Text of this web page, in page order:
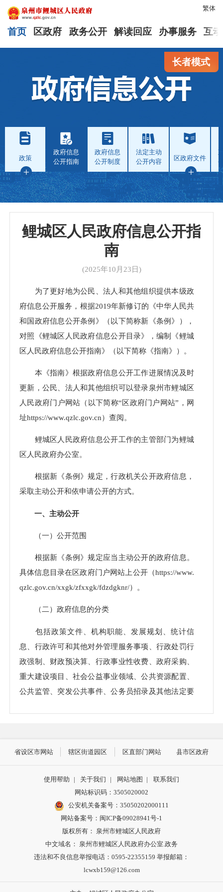
繁体
首页 区政府 政务公开 解读回应 办事服务 互
长者模式
政策
政府信息
公开指南
政府信息
公开制度
法定主动
公开内容
区政府文件
鲤城区人民政府信息公开指
南
(2025年10月23日)
为了更好地为公民、法人和其他组织提供本级政
府信息公开服务，根据2019年新修订的《中华人民共
和国政府信息公开条例》（以下简称新《条例》），
对照《鲤城区人民政府信息公开目录》，编制《鲤城
区人民政府信息公开指南》（以下简称《指南》）。
本《指南》根据政府信息公开工作进展情况及时
更新，公民、法人和其他组织可以登录泉州市鲤城区
人民政府门户网站（以下简称“区政府门户网站”，网
址https://www.qzlc.gov.cn）查阅。
鲤城区人民政府信息公开工作的主管部门为鲤城
区人民政府办公室。
根据新《条例》规定，行政机关公开政府信息，
采取主动公开和依申请公开的方式。
一、主动公开
（一）公开范围
根据新《条例》规定应当主动公开的政府信息。
具体信息目录在区政府门户网站上公开（https://www.
qzlc.gov.cn/xxgk/zfxxgk/fdzdgknr/）。
（二）政府信息的分类
包括政策文件、机构职能、发展规划、统计信
息、行政许可和其他对外管理服务事项、行政处罚行
政强制、财政预决算、行政事业性收费、政府采购、
重大建设项目、社会公益事业领域、公共资源配置、
公共监管、突发公共事件、公务员招录及其他法定要
信息公开目录使用电子文档方式编排、记录和存
文
号
公文生成日
期
题
标识符。
2.发布机构：信息公开发布单位的名称。
省设区市网站 辖区街道园区 区直部门网站 县市区政府
使用帮助 | 关于我们 | 网站地图 |
联系我们
网站标识码：3505020002
公安机关备案号：35050202000111
网站备案号：闽ICP备09028941号-1
版权所有： 泉州市鲤城区人民政府
中文域名： 泉州市鲤城区人民政府办公室.政务
违法和不良信息举报电话：0595-22355159 举报邮箱：
lcwxb159@126.com